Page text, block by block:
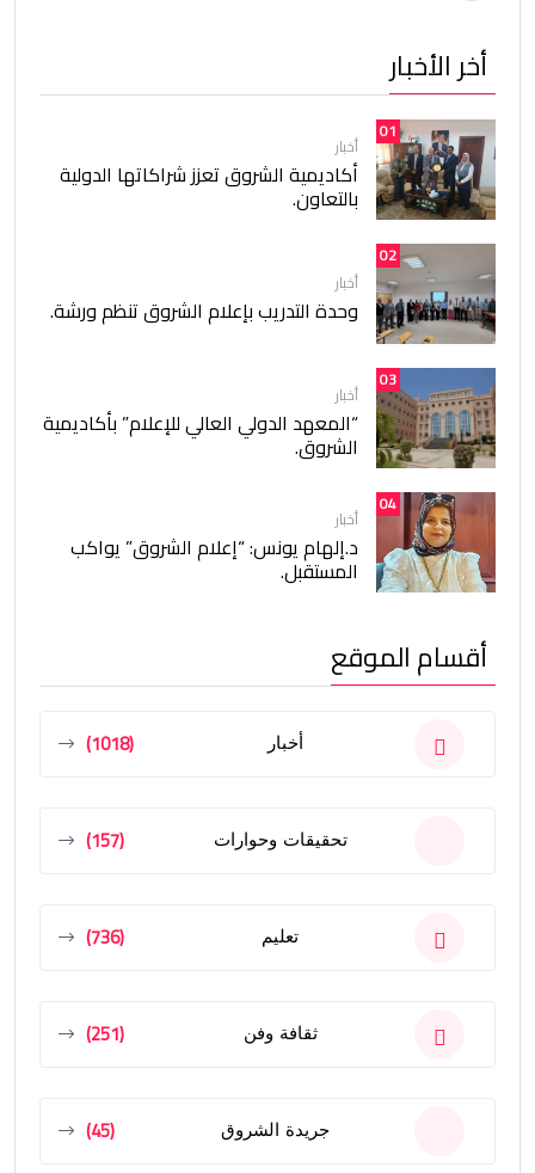
أخر الأخبار
01
أخبار
أكاديمية الشروق تعزز شراكاتها الدولية
بالتعاون.
02
أخبار
وحدة التدريب بإعلام الشروق تنظم ورشة.
03
أخبار
“المعهد الدولي العالي للإعلام” بأكاديمية
الشروق.
04
أخبار
د.إلهام يونس: “إعلام الشروق” يواكب
المستقبل.
أقسام الموقع
أخبار (1018)
تحقيقات وحوارات (157)
تعليم (736)
ثقافة وفن (251)
جريدة الشروق (45)